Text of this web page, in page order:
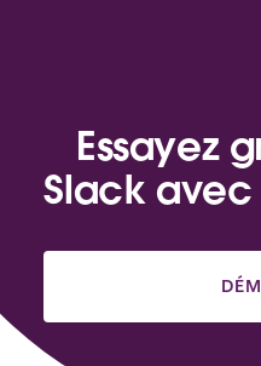
Essayez
Slack